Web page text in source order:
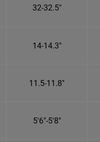
32-32.5"
14-14.3"
11.5-11.8"
5'6"-5'8"